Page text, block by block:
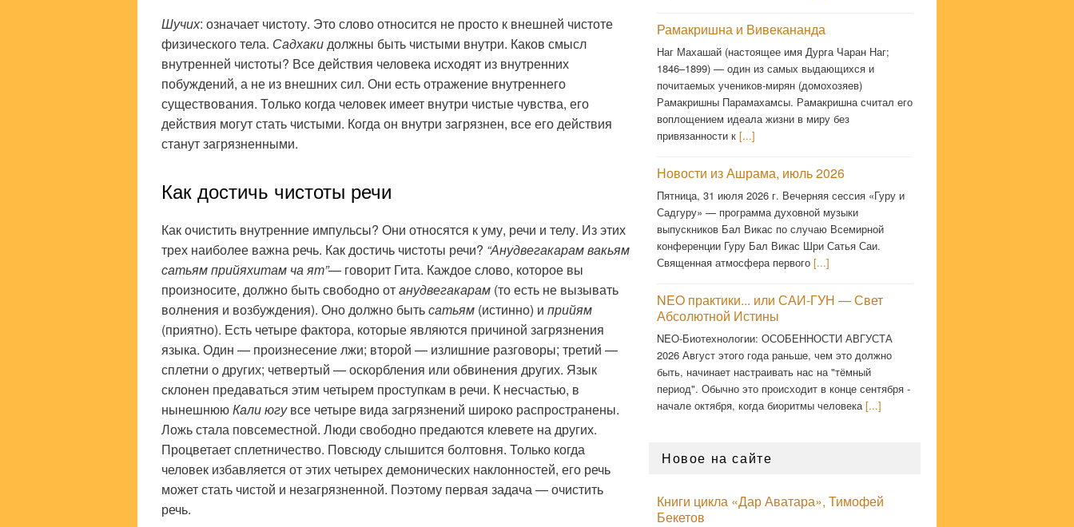
Шучих: означает чистоту. Это слово относится не просто к внешней чистоте
физического тела. Садхакидолжны быть чистыми внутри. Каков смысл
внутренней чистоты? Все действия человека исходят из внутренних
побуждений, а не из внешних сил. Они есть отражение внутреннего
существования. Только когда человек имеет внутри чистые чувства, его
действия могут стать чистыми. Когда он внутри загрязнен, все его действия
станут загрязненными.
Как достичь чистоты речи
Как очистить внутренние импульсы? Они относятся к уму, речи и телу. Из этих
трех наиболее важна речь. Как достичь чистоты речи? “Анудвегакарам вакьям
сатьям прийяхитам ча ят”— говорит Гита. Каждое слово, которое вы
произносите, должно быть свободно отанудвегакарам (то есть не вызывать
волнения и возбуждения). Оно должно бытьсатьям (истинно) и прийям
(приятно). Есть четыре фактора, которые являются причиной загрязнения
языка. Один — произнесение лжи; второй — излишние разговоры; третий —
сплетни о других; четвертый — оскорбления или обвинения других. Язык
склонен предаваться этим четырем проступкам в речи. К несчастью, в
нынешнююКали югувсе четыре вида загрязнений широко распространены.
Ложь стала повсеместной. Люди свободно предаются клевете на других.
Процветает сплетничество. Повсюду слышится болтовня. Только когда
человек избавляется от этих четырех демонических наклонностей, его речь
может стать чистой и незагрязненной. Поэтому первая задача — очистить
речь.
Рамакришна и Вивекананда
Наг Махашай (настоящее имя Дурга Чаран Наг;
1846–1899) — один из самых выдающихся и
почитаемых учеников-мирян (домохозяев)
Рамакришны Парамахамсы. Рамакришна считал его
воплощением идеала жизни в миру без
привязанности к [...]
Новости из Ашрама, июль 2026
Пятница, 31 июля 2026 г. Вечерняя сессия «Гуру и
Садгуру» — программа духовной музыки
выпускников Бал Викас по случаю Всемирной
конференции Гуру Бал Викас Шри Сатья Саи.
Священная атмосфера первого [...]
NEO практики... или САИ-ГУН — Свет
Абсолютной Истины
NEO-Биотехнологии: ОСОБЕННОСТИ АВГУСТА
2026 Август этого года раньше, чем это должно
быть, начинает настраивать нас на "тёмный
период". Обычно это происходит в конце сентября -
начале октября, когда биоритмы человека [...]
Новое на сайте
Книги цикла «Дар Аватара», Тимофей
Бекетов